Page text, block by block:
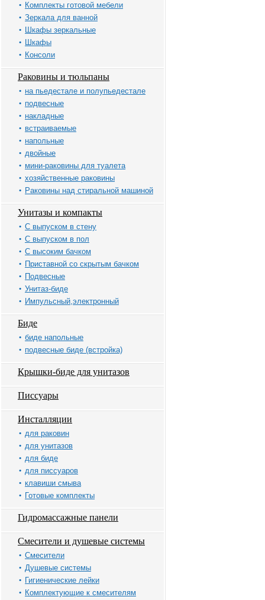
Комплекты готовой мебели
Зеркала для ванной
Шкафы зеркальные
Шкафы
Консоли
Раковины и тюльпаны
на пьедестале и полупьедестале
подвесные
накладные
встраиваемые
напольные
двойные
мини-раковины для туалета
хозяйственные раковины
Раковины над стиральной машиной
Унитазы и компакты
С выпуском в стену
С выпуском в пол
С высоким бачком
Приставной со скрытым бачком
Подвесные
Унитаз-биде
Импульсный,электронный
Биде
биде напольные
подвесные биде (встройка)
Крышки-биде для унитазов
Писсуары
Инсталляции
для раковин
для унитазов
для биде
для писсуаров
клавиши смыва
Готовые комплекты
Гидромассажные панели
Смесители и душевые системы
Смесители
Душевые системы
Гигиенические лейки
Комплектующие к смесителям